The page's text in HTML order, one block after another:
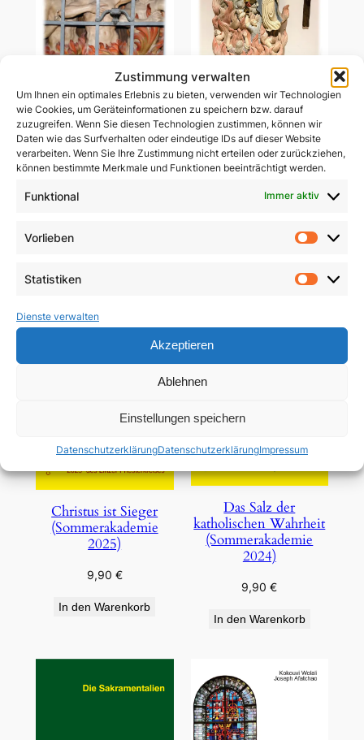
Zustimmung verwalten
Um Ihnen ein optimales Erlebnis zu bieten, verwenden wir Technologien
wie Cookies, um Geräteinformationen zu speichern bzw. darauf
zuzugreifen. Wenn Sie diesen Technologien zustimmen, können wir
Daten wie das Surfverhalten oder eindeutige IDs auf dieser Website
verarbeiten. Wenn Sie Ihre Zustimmung nicht erteilen oder zurückziehen,
können bestimmte Merkmale und Funktionen beeinträchtigt werden.
Funktional Immer aktiv
Vorlieben
Statistiken
Dienste verwalten
Akzeptieren
Ablehnen
Einstellungen speichern
DatenschutzerklärungDatenschutzerklärungImpressum
Ablass-Gebetsbildchen
(Motiv C: Dießen)
5,00€
Ablass-Gebetsbildchen
(Motiv D: Maria
Vesperbild)
Christus ist Sieger
(Sommerakademie
2025)
9,90 €
In den Warenkorb
Das Salz der
katholischen Wahrheit
(Sommerakademie
2024)
9,90€
In den Warenkorb